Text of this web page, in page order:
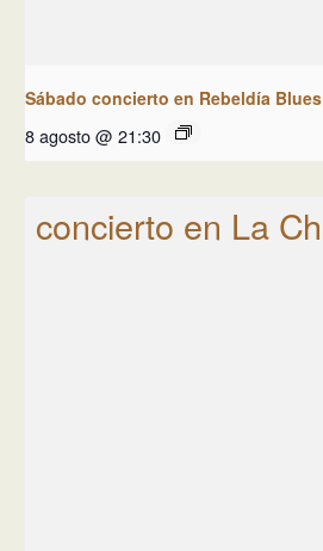
Sábado concierto en Rebeldía Blues
8 agosto @ 21:30